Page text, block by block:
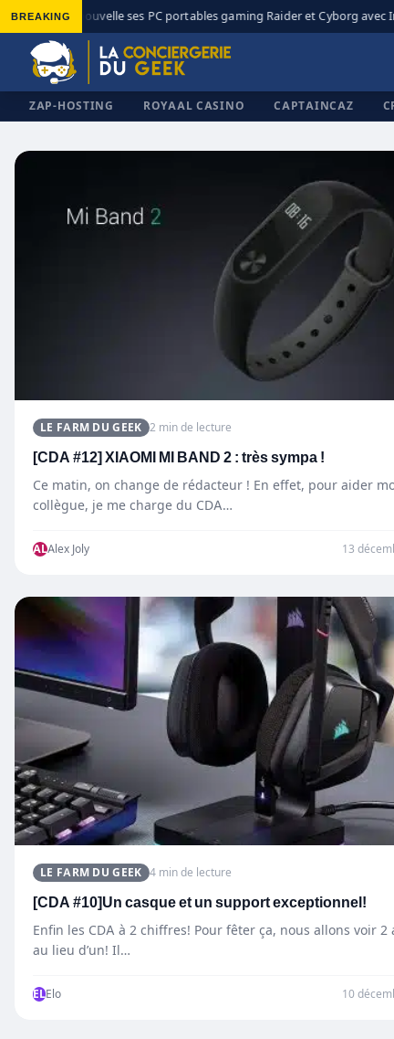
BREAKING
◆ MSI renouvelle ses PC portables gaming Raider et Cyborg avec
ZAP-HOSTING ROYAAL CASINO CAPTAINCAZ
✕
LE FARM DU GEEK 2 min de lecture
[CDA #12] XIAOMI MI BAND 2 : très sympa !
Ce matin, on change de rédacteur ! En effet, pour aider
collègue, je me charge du CDA…
ALAlex Joly 13
LE FARM DU GEEK 4 min de lecture
[CDA #10]Un casque et un support exceptionnel!
Enfin les CDA à 2 chiffres! Pour fêter ça, nous allons voir 2
au lieu d’un! Il…
ELElo 10